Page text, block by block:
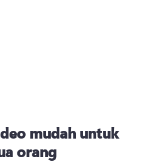
mudah untuk
orang